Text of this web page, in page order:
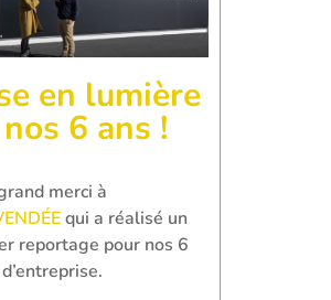
en lumière
6 ans !
merci à
qui a réalisé un
reportage pour nos 6